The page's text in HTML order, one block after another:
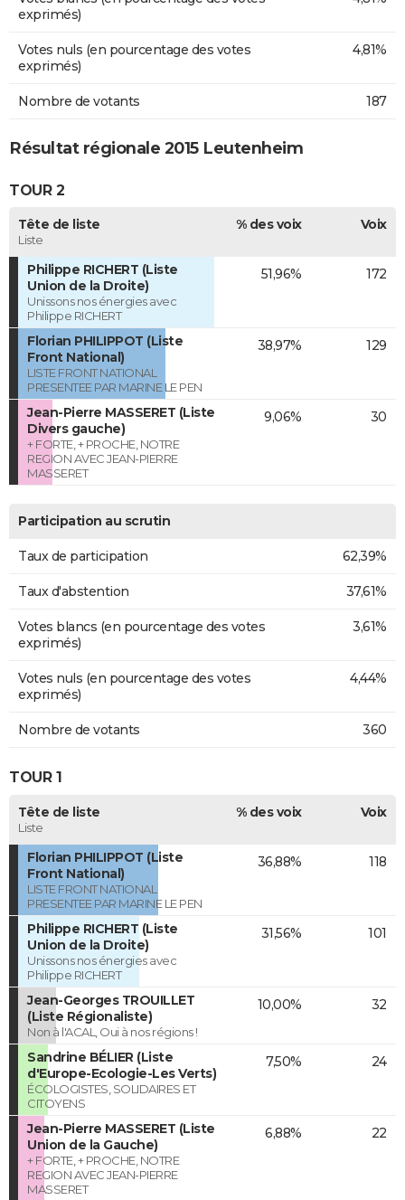
exprimés)
Votes nuls (en pourcentage des votes
exprimés)
4,81%
Nombre de votants 187
Résultat régionale 2015 Leutenheim
TOUR 2
Tête de liste
Liste
% des voix Voix
Philippe RICHERT (Liste
Union de la Droite)
Unissons nos énergies avec
Philippe RICHERT
51,96% 172
Florian PHILIPPOT (Liste
Front National)
LISTE FRONT NATIONAL
PRESENTEE PAR MARINE LE PEN
38,97% 129
Jean-Pierre MASSERET (Liste
Divers gauche)
+ FORTE, + PROCHE, NOTRE
REGION AVEC JEAN-PIERRE
MASSERET
9,06% 30
Participation au scrutin
Taux de participation 62,39%
Taux d'abstention 37,61%
Votes blancs (en pourcentage des votes
exprimés)
3,61%
Votes nuls (en pourcentage des votes
exprimés)
4,44%
Nombre de votants 360
TOUR 1
Tête de liste
Liste
% des voix Voix
Florian PHILIPPOT (Liste
Front National)
LISTE FRONT NATIONAL
PRESENTEE PAR MARINE LE PEN
36,88% 118
Philippe RICHERT (Liste
Union de la Droite)
Unissons nos énergies avec
Philippe RICHERT
31,56% 101
Jean-Georges TROUILLET
(Liste Régionaliste)
Non à l'ACAL, Oui à nos régions !
10,00% 32
Sandrine BÉLIER (Liste
d'Europe-Ecologie-Les Verts)
ÉCOLOGISTES, SOLIDAIRES ET
CITOYENS
7,50% 24
Jean-Pierre MASSERET (Liste
Union de la Gauche)
+ FORTE, + PROCHE, NOTRE
REGION AVEC JEAN-PIERRE
MASSERET
6,88% 22